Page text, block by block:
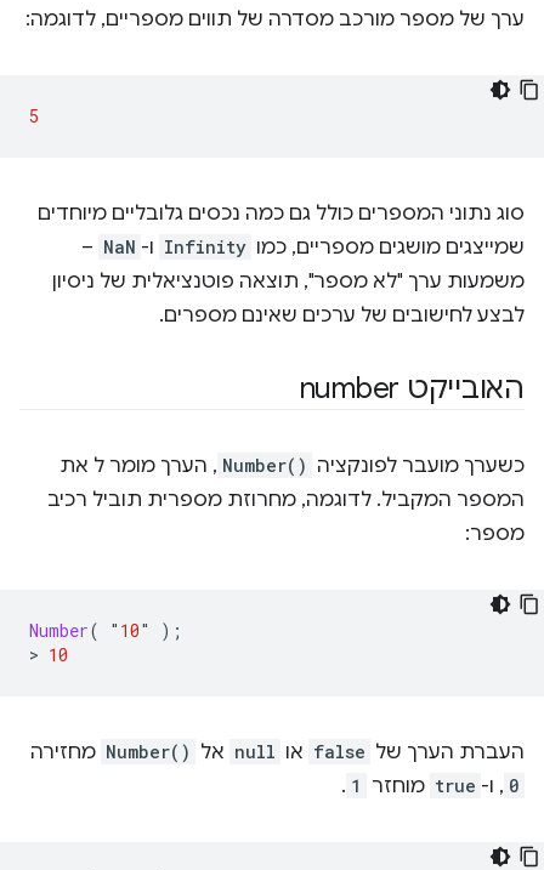
ערך של מספר מורכב מסדרה של תווים מספריים, לדוגמה:
5
סוג נתוני המספרים כולל גם כמה נכסים גלובליים מיוחדים
שמייצגים מושגים מספריים, כמו Infinity ו- NaN
–
משמעות ערך "לא מספר", תוצאה פוטנציאלית של ניסיון
לבצע לחישובים של ערכים שאינם מספרים.
האובייקט number
כשערך מועבר לפונקציה Number() , הערך מומר ל את
המספר המקביל. לדוגמה, מחרוזת מספרית תוביל רכיב
מספר:
Number( " 10"
);
> 10
העברת הערך של false או null אל Number() מחזירה
0 , ו- true מוחזר 1
.